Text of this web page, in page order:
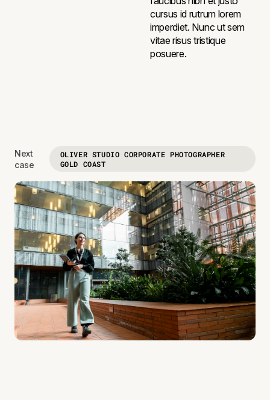
cursus id rutrum lorem
imperdiet. Nunc ut sem
vitae risus tristique
posuere.
Next
case
OLIVER STUDIO CORPORATE PHOTOGRAPHER
GOLD COAST